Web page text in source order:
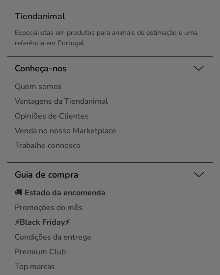
Maia
Maia
Matosinhos
Portimão
Santo Tirso
Seixal
Silves
Vila do Conde
Vila Nova de Gaia
Esgueira
Leiria
Lisboa
Lisboa
Lisboa
Maia
Maia
Matosinhos
Montijo
Alvor
Porto
Santa Maria da Feira
Santo Tirso
Senhora da Hora
Várzea
Vila Chã
Vila Nova de Gaia
Viseu
Tiendanimal
Especialistas em produtos para animais de estimação e uma
referência em Portugal.
Conheça-nos
Quem somos
Vantagens da Tiendanimal
Opiniões de Clientes
Venda no nosso Marketplace
Trabalhe connosco
Guia de compra
🚚 Estado da encomenda
Promoções do mês
⚡Black Friday⚡
Condições da entrega
Premium Club
Top marcas